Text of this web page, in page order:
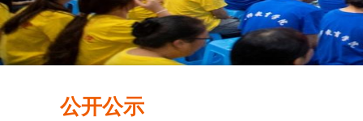
公开公示